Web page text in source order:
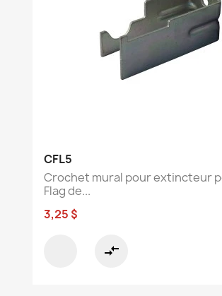
CFL5
Crochet mural pour extincteur
Flag de...
3,25 $
compare_arrows